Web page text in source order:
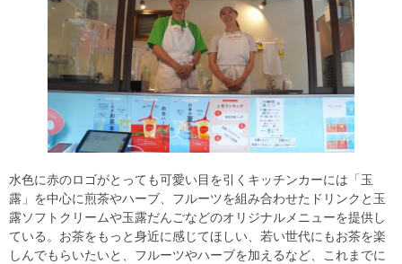
水色に赤のロゴがとっても可愛い目を引くキッチンカーには「玉
露」を中心に煎茶やハーブ、フルーツを組み合わせたドリンクと玉
露ソフトクリームや玉露だんごなどのオリジナルメニューを提供し
ている。お茶をもっと身近に感じてほしい、若い世代にもお茶を楽
しんでもらいたいと、フルーツやハーブを加えるなど、これまでに